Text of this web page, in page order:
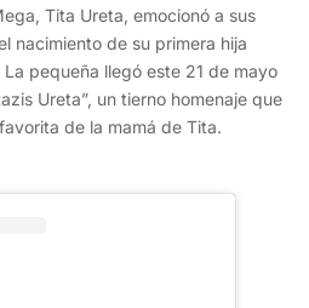
Tita Ureta, emocionó a sus
nacimiento de su primera hija
pequeña llegó este 21 de mayo
Ureta”, un tierno homenaje que
de la mamá de Tita.